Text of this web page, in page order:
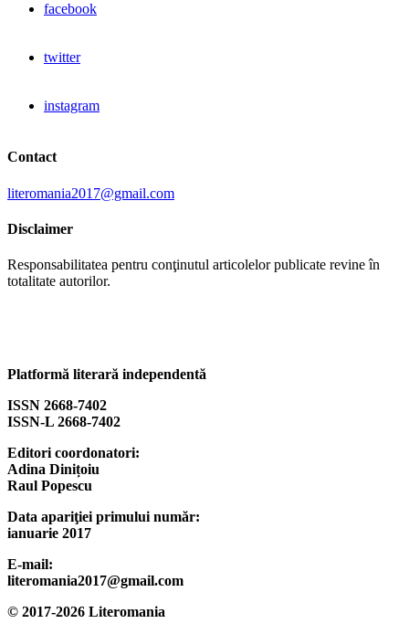
facebook
twitter
instagram
Contact
literomania2017@gmail.com
Disclaimer
Responsabilitatea pentru conţinutul articolelor publicate revine în
totalitate autorilor.
Platformă literară independentă
ISSN 2668-7402
ISSN-L 2668-7402
Editori coordonatori:
Adina Dinițoiu
Raul Popescu
Data apariţiei primului număr:
ianuarie 2017
E-mail:
literomania2017@gmail.com
© 2017-2026 Literomania